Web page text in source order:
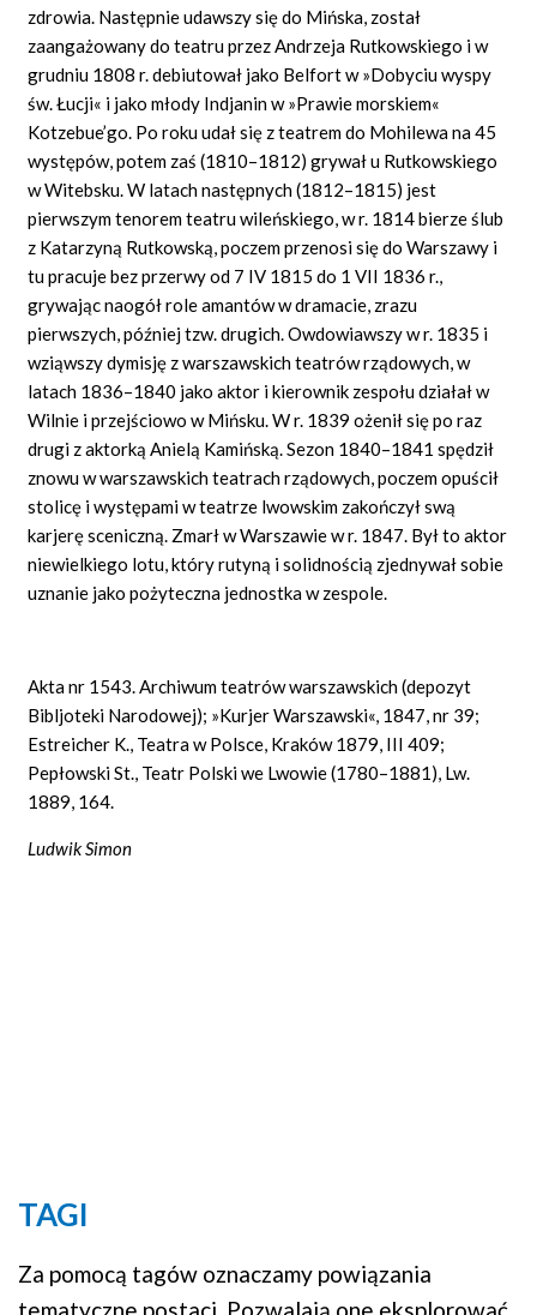
Mapa
zdrowia. Następnie udawszy się do Mińska, został
zaangażowany do teatru przez Andrzeja Rutkowskiego i w
grudniu 1808 r. debiutował jako Belfort w »Dobyciu wyspy
św. Łucji« i jako młody Indjanin w »Prawie morskiem«
Kotzebue’go. Po roku udał się z teatrem do Mohilewa na 45
występów, potem zaś (1810–1812) grywał u Rutkowskiego
w Witebsku. W latach następnych (1812–1815) jest
pierwszym tenorem teatru wileńskiego, w r. 1814 bierze ślub
z Katarzyną Rutkowską, poczem przenosi się do Warszawy i
tu pracuje bez przerwy od 7 IV 1815 do 1 VII 1836 r.,
grywając naogół role amantów w dramacie, zrazu
pierwszych, później tzw. drugich. Owdowiawszy w r. 1835 i
wziąwszy dymisję z warszawskich teatrów rządowych, w
latach 1836–1840 jako aktor i kierownik zespołu działał w
Wilnie i przejściowo w Mińsku. W r. 1839 ożenił się po raz
drugi z aktorką Anielą Kamińską. Sezon 1840–1841 spędził
znowu w warszawskich teatrach rządowych, poczem opuścił
stolicę i występami w teatrze lwowskim zakończył swą
karjerę sceniczną. Zmarł w Warszawie w r. 1847. Był to aktor
niewielkiego lotu, który rutyną i solidnością zjednywał sobie
uznanie jako pożyteczna jednostka w zespole.
Akta nr 1543. Archiwum teatrów warszawskich (depozyt
Bibljoteki Narodowej); »Kurjer Warszawski«, 1847, nr 39;
Estreicher K., Teatra w Polsce, Kraków 1879, III 409;
Pepłowski St., Teatr Polski we Lwowie (1780–1881), Lw.
1889, 164.
Ludwik Simon
TAGI
Za pomocą tagów oznaczamy powiązania